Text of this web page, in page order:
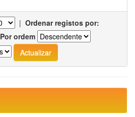
| Ordenar registos por:
Por ordem